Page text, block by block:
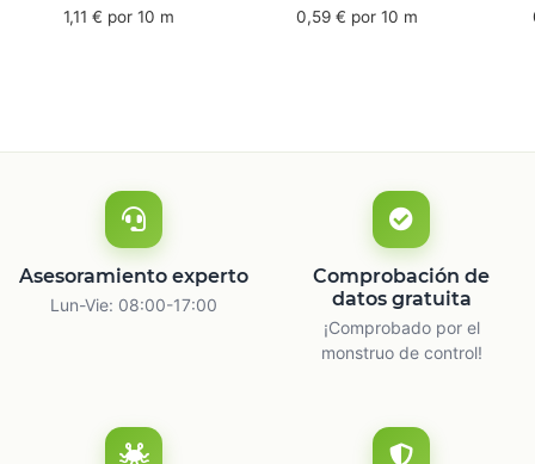
mm x 50 m - caucho
1,11 € por 10 m 0,59 € por 10 m
m
Asesoramiento experto
Lun-Vie: 08:00-17:00
Comprobación de
datos gratuita
¡Comprobado por el
monstruo de control!